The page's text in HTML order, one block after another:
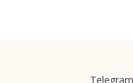
Telegram